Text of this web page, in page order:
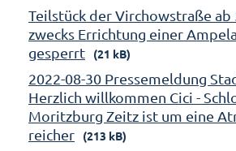
Teilstück der Virchowstraße ab
zwecks Errichtung einer
gesperrt
(21 kB)
2022-08-30 Pressemeldung
Herzlich willkommen Cici -
Moritzburg Zeitz ist um eine
reicher
(213 kB)